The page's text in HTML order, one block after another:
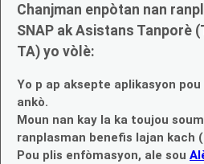
Chanjman enpòtan nan
SNAP ak Asistans Tanporè
TA) yo vòlè:
Yo p ap aksepte aplikasyon
ankò.
Moun nan kay la ka toujou
ranplasman benefis lajan kach
Pou plis enfòmasyon, ale sou